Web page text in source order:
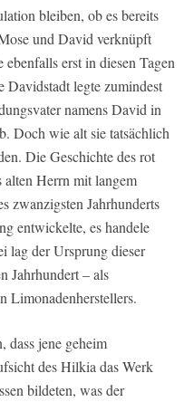
bleiben, ob es bereits
und David verknüpft
erst in diesen Tagen
legte zumindest
namens David in
Doch wie alt sie tatsächlich
Die Geschichte des rot
alten Herrn mit langem
zwanzigsten Jahrhunderts
entwickelte, es handele
lag der Ursprung dieser
Jahrhundert – als
Limonadenherstellers.
dass jene geheim
des Hilkia das Werk
bildeten, was der